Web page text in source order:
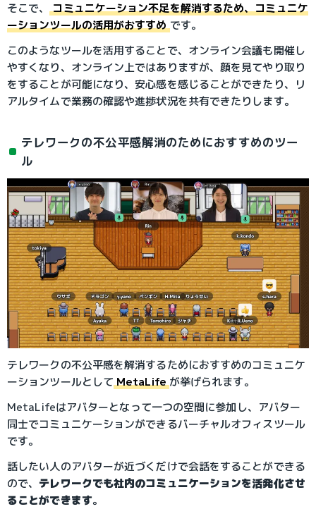
そこで、コミュニケーション不足を解消するため、コミュニケ
ーションツールの活用がおすすめです。
このようなツールを活用することで、オンライン会議も開催し
やすくなり、オンライン上ではありますが、顔を見てやり取り
をすることが可能になり、安心感を感じることができたり、リ
アルタイムで業務の確認や進捗状況を共有できたりします。
テレワークの不公平感解消のためにおすすめのツー
ル
テレワークの不公平感を解消するためにおすすめのコミュニケ
ーションツールとして MetaLifeが挙げられます。
MetaLifeはアバターとなって一つの空間に参加し、アバター
同士でコミュニケーションができるバーチャルオフィスツール
です。
話したい人のアバターが近づくだけで会話をすることができる
ので、 テレワークでも社内のコミュニケーションを活発化させ
ることができます。